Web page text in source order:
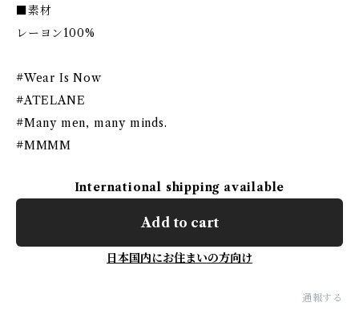
■素材
レーヨン100%
#Wear Is Now
#ATELANE
#Many men, many minds.
#MMMM
International shipping available
Add to cart
日本国内にお住まいの方向け
通報する